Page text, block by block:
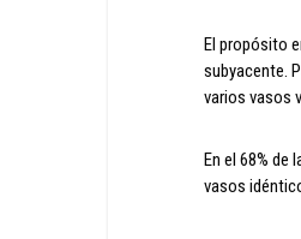
El propósito
subyacente.
varios vasos
En el 68%
vasos